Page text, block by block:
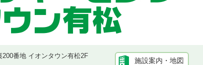
番地 イオンタウン有松2F
施設案内・地図